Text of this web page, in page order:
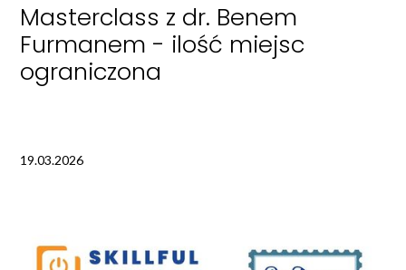
Masterclass z dr. Benem
Furmanem - ilość miejsc
ograniczona
19.03.2026